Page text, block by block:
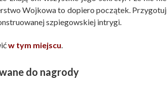
Wojkowa to dopiero początek. Przygotuj
szpiegowskiej intrygi.
w tym miejscu.
do nagrody